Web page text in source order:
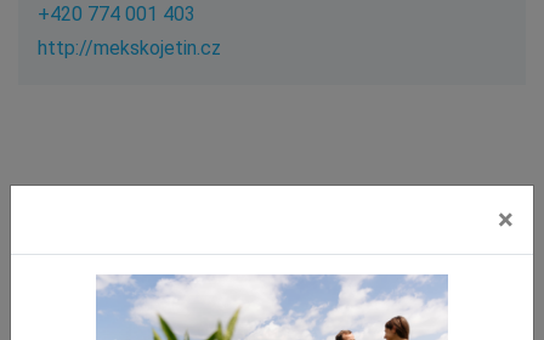
+420 774 001 403
http://mekskojetin cz
×